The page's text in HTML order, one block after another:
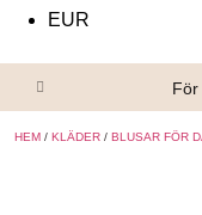
EUR
HEM / KLÄDER / BLUSAR FÖR